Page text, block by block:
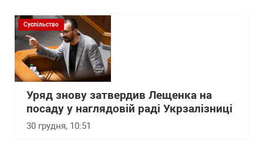
Суспільство
Уряд знову затвердив Лещенка на
посаду у наглядовій раді Укрзалізниці
30 грудня, 10:51